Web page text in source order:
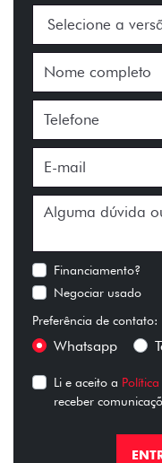
Financiamento?
Negociar usado
Preferência de contato:
Whatsapp
Li e aceito a
receber